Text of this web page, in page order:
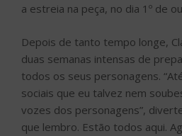
a estreia na peça, no dia 1º de
Depois de tanto tempo longe,
duas semanas intensas de
todos os seus personagens.
sociais que eu talvez nem
vozes dos personagens”,
que lembro. Estão todos aqui.